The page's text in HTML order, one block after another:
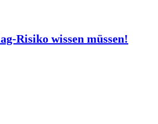
Risiko wissen müssen!